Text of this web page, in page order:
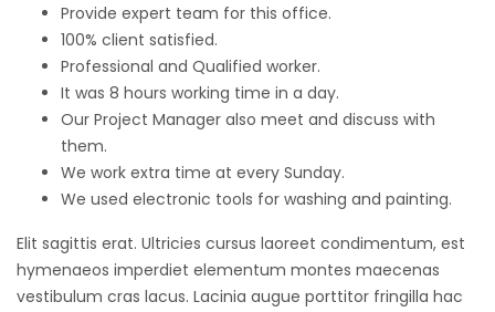
Provide expert team for this office.
100% client satisfied.
Professional and Qualified worker.
It was 8 hours working time in a day.
Our Project Manager also meet and discuss with
them.
We work extra time at every Sunday.
We used electronic tools for washing and painting.
Elit sagittis erat. Ultricies cursus laoreet condimentum, est
hymenaeos imperdiet elementum montes maecenas
vestibulum cras lacus. Lacinia augue porttitor fringilla hac